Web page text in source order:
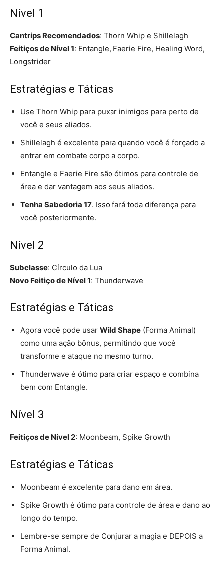
Nível 1
Cantrips Recomendados: Thorn Whip e Shillelagh
Feitiços de Nível 1: Entangle, Faerie Fire, Healing Word,
Longstrider
Estratégias e Táticas
Use Thorn Whip para puxar inimigos para perto de
você e seus aliados.
Shillelagh é excelente para quando você é forçado a
entrar em combate corpo a corpo.
Entangle e Faerie Fire são ótimos para controle de
área e dar vantagem aos seus aliados.
Tenha Sabedoria 17. Isso fará toda diferença para
você posteriormente.
Nível 2
Subclasse: Círculo da Lua
Novo Feitiço de Nível 1: Thunderwave
Estratégias e Táticas
Agora você pode usar Wild Shape (Forma Animal)
como uma ação bônus, permitindo que você
transforme e ataque no mesmo turno.
Thunderwave é ótimo para criar espaço e combina
bem com Entangle.
Nível 3
Feitiços de Nível 2: Moonbeam, Spike Growth
Estratégias e Táticas
Moonbeam é excelente para dano em área.
Spike Growth é ótimo para controle de área e dano ao
longo do tempo.
Lembre-se sempre de Conjurar a magia e DEPOIS a
Forma Animal.